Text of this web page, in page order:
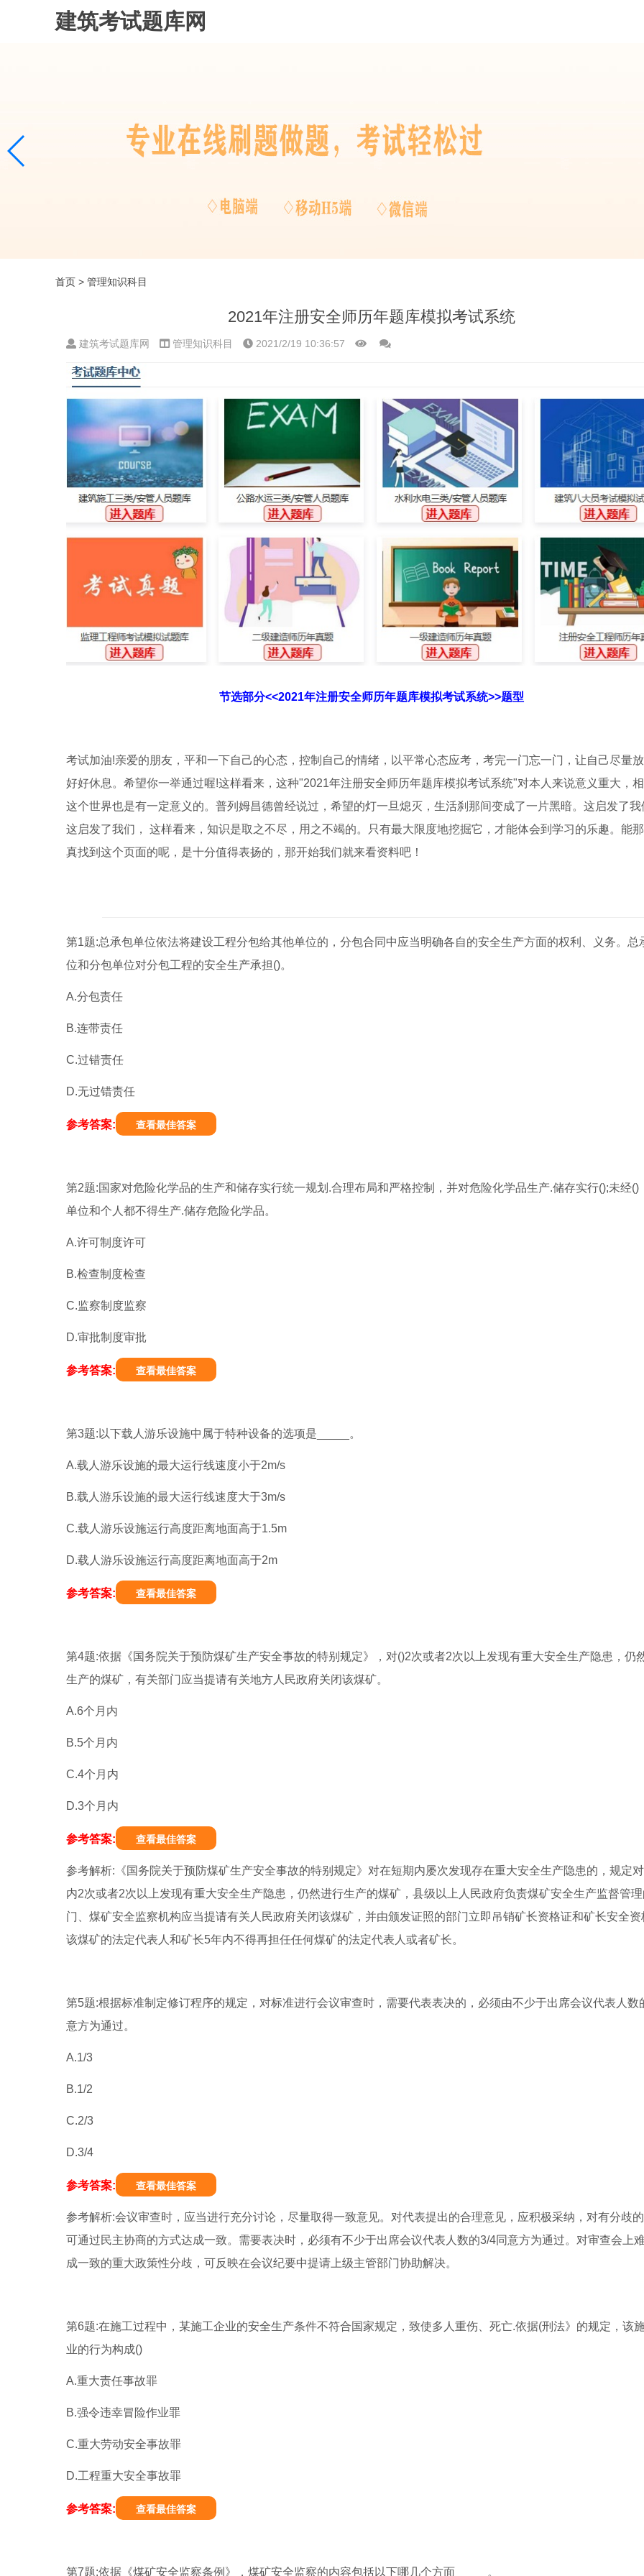
建筑考试题库网
首页 > 管理知识科目
2021年注册安全师历年题库模拟考试系统
建筑考试题库网 管理知识科目 2021/2/19 10:36:57
节选部分<<2021年注册安全师历年题库模拟考试系统>>题型
考试加油!亲爱的朋友，平和一下自己的心态，控制自己的情绪，以平常心态应考，考完一门忘一门，让自己尽量
好好休息。希望你一举通过喔!这样看来，这种"2021年注册安全师历年题库模拟考试系统"对本人来说意义重大，
这个世界也是有一定意义的。普列姆昌德曾经说过，希望的灯一旦熄灭，生活刹那间变成了一片黑暗。这启发了我
这启发了我们， 这样看来，知识是取之不尽，用之不竭的。只有最大限度地挖掘它，才能体会到学习的乐趣。能
真找到这个页面的呢，是十分值得表扬的，那开始我们就来看资料吧！
第1题:总承包单位依法将建设工程分包给其他单位的，分包合同中应当明确各自的安全生产方面的权利、义务。总
位和分包单位对分包工程的安全生产承担()。
A.分包责任
B.连带责任
C.过错责任
D.无过错责任
参考答案: 查看最佳答案
第2题:国家对危险化学品的生产和储存实行统一规划.合理布局和严格控制，并对危险化学品生产.储存实行();未经()
单位和个人都不得生产.储存危险化学品。
A.许可制度许可
B.检查制度检查
C.监察制度监察
D.审批制度审批
参考答案: 查看最佳答案
第3题:以下载人游乐设施中属于特种设备的选项是_____。
A.载人游乐设施的最大运行线速度小于2m/s
B.载人游乐设施的最大运行线速度大于3m/s
C.载人游乐设施运行高度距离地面高于1.5m
D.载人游乐设施运行高度距离地面高于2m
参考答案: 查看最佳答案
第4题:依据《国务院关于预防煤矿生产安全事故的特别规定》，对()2次或者2次以上发现有重大安全生产隐患，仍
生产的煤矿，有关部门应当提请有关地方人民政府关闭该煤矿。
A.6个月内
B.5个月内
C.4个月内
D.3个月内
参考答案: 查看最佳答案
参考解析:《国务院关于预防煤矿生产安全事故的特别规定》对在短期内屡次发现存在重大安全生产隐患的，规定
内2次或者2次以上发现有重大安全生产隐患，仍然进行生产的煤矿，县级以上人民政府负责煤矿安全生产监督管
门、煤矿安全监察机构应当提请有关人民政府关闭该煤矿，并由颁发证照的部门立即吊销矿长资格证和矿长安全资
该煤矿的法定代表人和矿长5年内不得再担任任何煤矿的法定代表人或者矿长。
第5题:根据标准制定修订程序的规定，对标准进行会议审查时，需要代表表决的，必须由不少于出席会议代表人数
意方为通过。
A.1/3
B.1/2
C.2/3
D.3/4
参考答案: 查看最佳答案
参考解析:会议审查时，应当进行充分讨论，尽量取得一致意见。对代表提出的合理意见，应积极采纳，对有分歧
可通过民主协商的方式达成一致。需要表决时，必须有不少于出席会议代表人数的3/4同意方为通过。对审查会上
成一致的重大政策性分歧，可反映在会议纪要中提请上级主管部门协助解决。
第6题:在施工过程中，某施工企业的安全生产条件不符合国家规定，致使多人重伤、死亡.依据(刑法》的规定，该
业的行为构成()
A.重大责任事故罪
B.强令违幸冒险作业罪
C.重大劳动安全事故罪
D.工程重大安全事故罪
参考答案: 查看最佳答案
第7题:依据《煤矿安全监察条例》，煤矿安全监察的内容包括以下哪几个方面_____。